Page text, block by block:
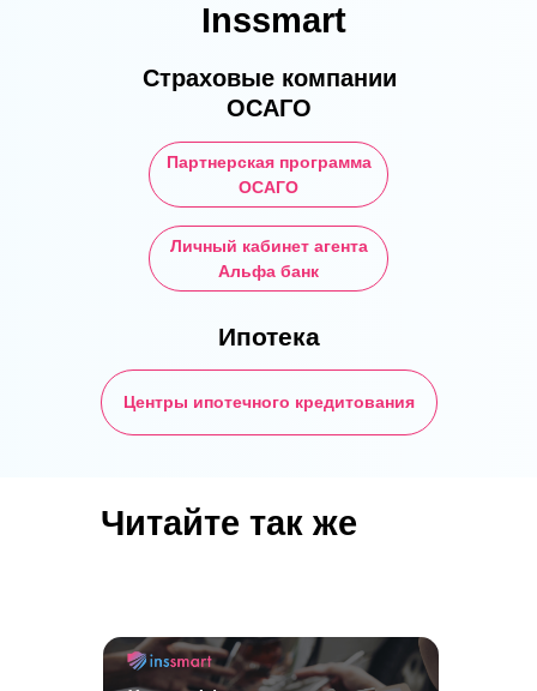
качественное обслуживание
страхового агента становится
эффективной и прибыльной!
Inssmart
Страховые компании
ОСАГО
Ипотека
Партнерская программа
ОСАГО
Личный кабинет агента
Альфа банк
Центры ипотечного кредитования
Читайте так же